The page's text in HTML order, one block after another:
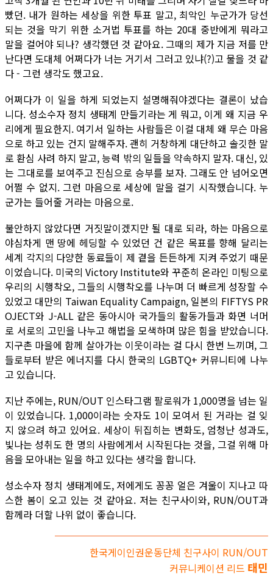
빴던. 내가 원하는 세상을 위한 투표 말고, 최악인 누군가가 당선
되는 것을 막기 위한 소거법 투표를 하는 20대 중반에게 뭐라고
말을 걸어야 되나? 생각했던 것 같아요. 그때의 제가 지금 저를 만
난다면 도대체 어쩌다가 너는 거기서 그러고 있냐(?)고 물을 것 같
다 - 그런 생각도 했고요.
어쩌다가 이 일을 하게 되었는지 설명해줘야겠다는 결론이 났습
니다. 성소수자 정치 생태계 만들기라는 게 뭐고, 이게 왜 지금 우
리에게 필요한지. 여기서 일하는 사람들은 이걸 대체 왜 무슨 마음
으로 하고 있는 건지 말해주자. 괜히 거창하게 대단하고 솔깃한 말
로 환심 사려 하지 말고, 능력 밖의 일들을 약속하지 말자. 대신, 있
는 그대로를 보여주고 진심으로 승부를 보자. 그래도 안 넘어오면
어쩔 수 없지. 그런 마음으로 세상에 말을 걸기 시작했습니다. 누
군가는 들어줄 거라는 마음으로.
불안하지 않았다면 거짓말이겠지만 될 대로 되라, 하는 마음으로
야심차게 맨 땅에 헤딩할 수 있었던 건 같은 목표를 향해 달리는
세계 각지의 다양한 동료들이 제 곁을 든든하게 지켜 주었기 때문
이었습니다. 미국의 Victory Institute와 꾸준히 온라인 미팅으로
우리의 시행착오, 그들의 시행착오를 나누며 더 빠르게 성장할 수
있었고 대만의 Taiwan Equality Campaign, 일본의 FIFTYS PR
OJECT와 J-ALL 같은 동아시아 국가들의 활동가들과 화면 너머
로 서로의 고민을 나누고 해법을 모색하며 많은 힘을 받았습니다.
지구촌 마을에 함께 살아가는 이웃이라는 걸 다시 한번 느끼며, 그
들로부터 받은 에너지를 다시 한국의 LGBTQ+ 커뮤니티에 나누
고 있습니다.
지난 주에는, RUN/OUT 인스타그램 팔로워가 1,000명을 넘는 일
이 있었습니다. 1,000이라는 숫자도 1이 모여서 된 거라는 걸 잊
지 않으려 하고 있어요. 세상이 뒤집히는 변화도, 엄청난 성과도,
빛나는 성취도 한 명의 사람에게서 시작된다는 것을, 그걸 위해 마
음을 모아내는 일을 하고 있다는 생각을 합니다.
성소수자 정치 생태계에도, 저에게도 꽁꽁 얼은 겨울이 지나고 따
스한 봄이 오고 있는 것 같아요. 저는 친구사이와, RUN/OUT과
함께라 더할 나위 없이 좋습니다.
한국게이인권운동단체 친구사이 RUN/OUT
커뮤니케이션 리드 태민